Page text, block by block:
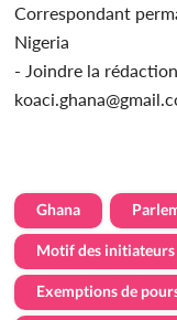
Correspondant
Nigeria
- Joindre la
Ghana
Motif des
Exemptions de